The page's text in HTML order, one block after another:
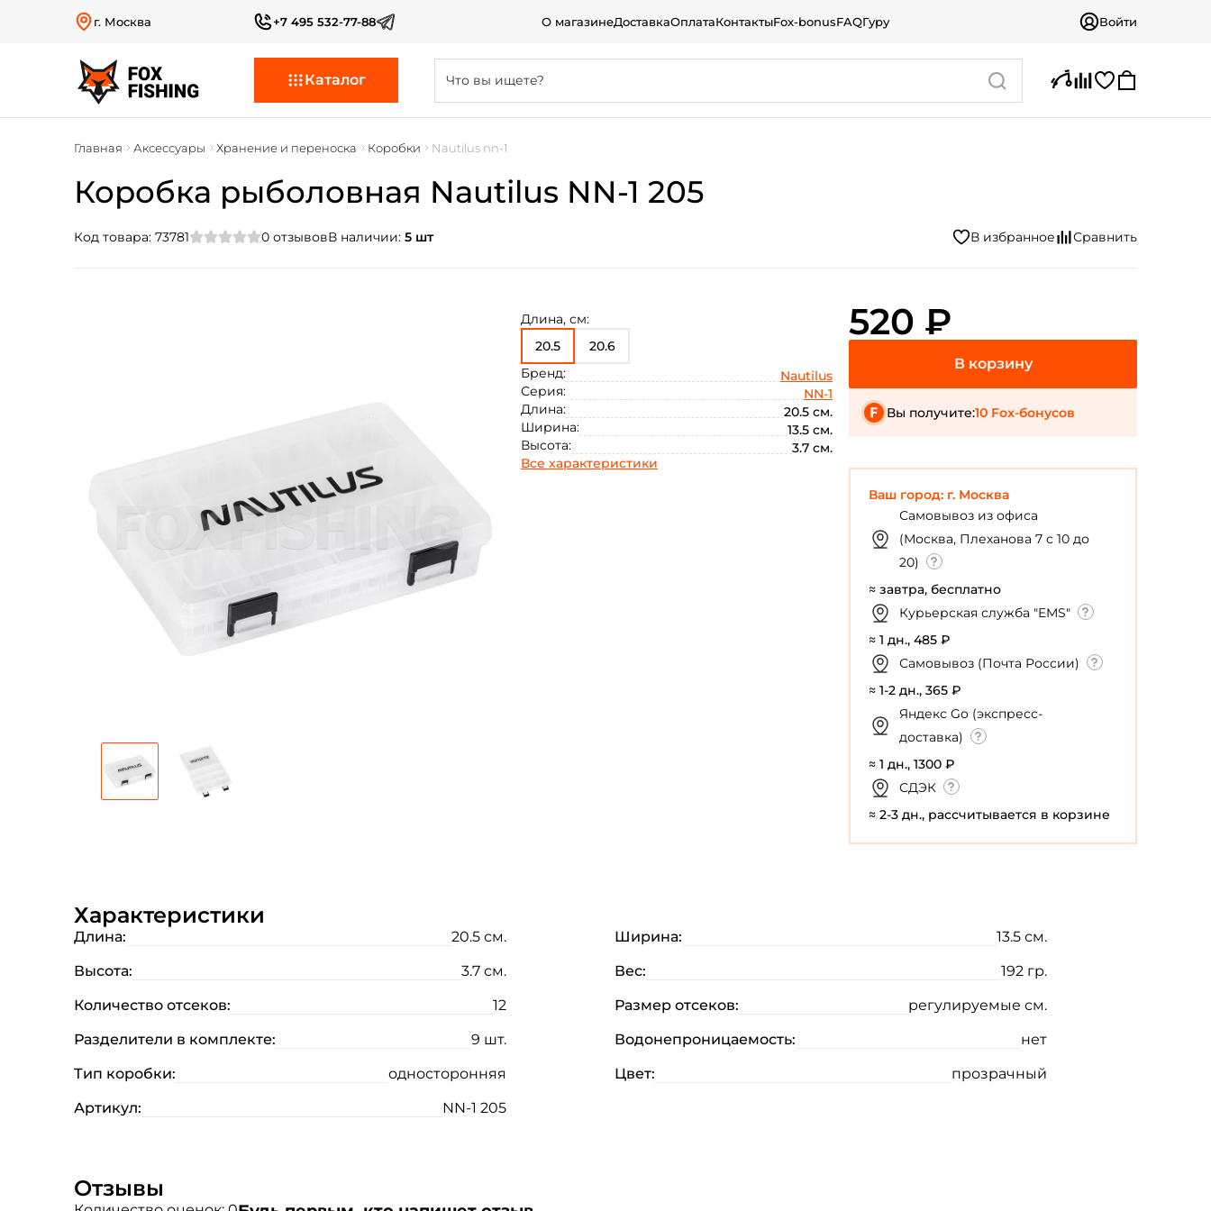
г. Москва +7 495 532-77-88 О магазинеДоставкаОплатаКонтактыFox-bonusFAQГуру Войти
Каталог
Главная Аксессуары Хранение и переноска Коробки Nautilus nn-1
Коробка рыболовная Nautilus NN-1 205
Код товара: 73781 0 отзывовВ наличии: 5 шт
Длина, см:
20.5
20.6
Бренд:
Nautilus
Серия:
NN-1
Длина:
20.5 см.
Ширина:
13.5 см.
Высота:
3.7 см.
Все характеристики
520 ₽
Вы получите:10 Fox-бонусов
Ваш город: г. Москва
Самовывоз из офиса
(Москва, Плеханова 7 с 10 до
20)
≈ завтра, бесплатно
Курьерская служба "EMS"
≈ 1 дн., 485 ₽
Самовывоз (Почта России)
≈ 1-2 дн., 365 ₽
Яндекс Go (экспресс-
доставка)
≈ 1 дн., 1300 ₽
СДЭК
≈ 2-3 дн., рассчитывается в корзине
Характеристики
Длина: 20.5 см. Ширина:
13.5 см.
Высота:
3.7 см. Вес:
192 гр.
Количество отсеков:
12 Размер отсеков:
регулируемые см.
Разделители в комплекте:
9 шт. Водонепроницаемость:
нет
Тип коробки:
односторонняя Цвет:
прозрачный
Артикул:
NN-1 205
Отзывы